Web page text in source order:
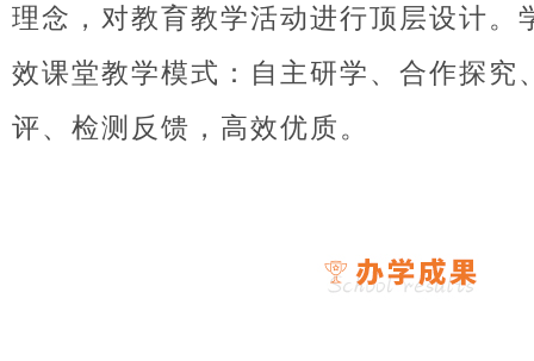
理念，对教育教学活动进行顶层设计。
效课堂教学模式：自主研学、合作探究
评、检测反馈，高效优质。